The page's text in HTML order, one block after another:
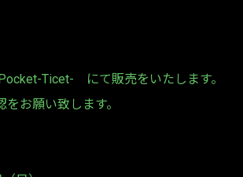
Ticet- にて販売をいたします。
お願い致します。